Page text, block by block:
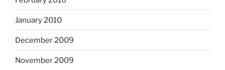
January 2010
December 2009
November 2009